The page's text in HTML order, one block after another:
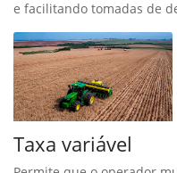
economia de insumos e
De quebra, o sistema
documentação do plantio,
e facilitando tomadas de